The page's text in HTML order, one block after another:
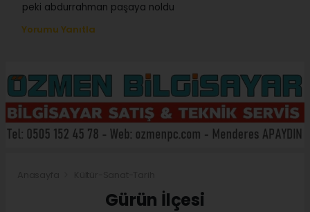
peki abdurrahman paşaya noldu
Yorumu Yanıtla
Gürün İlçesi